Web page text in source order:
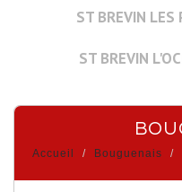
ST BREVIN
ST BREVIN
Accueil Bouguenais